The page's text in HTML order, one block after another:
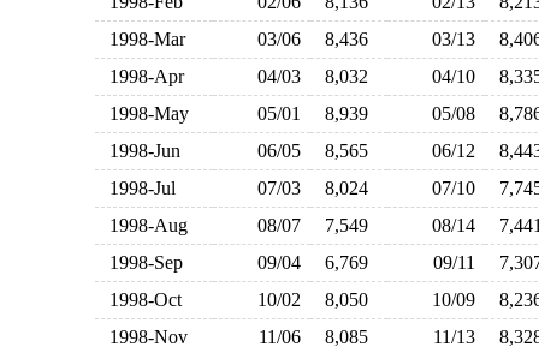
1998-Mar
03/06 8,436 03/13
1998-Apr
04/03 8,032 04/10
1998-May
05/01 8,939 05/08
1998-Jun
06/05 8,565 06/12
1998-Jul
07/03 8,024 07/10
1998-Aug
08/07 7,549 08/14
1998-Sep
09/04 6,769 09/11
1998-Oct
10/02 8,050 10/09
1998-Nov
11/06 8,085 11/13